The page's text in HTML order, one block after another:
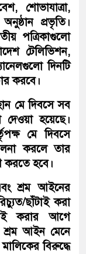
শোভাযাত্রা,
প্রভৃতি।
পত্রিকাগুলো
টেলিভিশন,
দিনটি
করবে।
মে দিবসে সব
দেওয়া হয়েছে।
মে দিবসে
করলে তার
করতে হবে।
শ্রম আইনের
ছাঁটাই করা
করার আগে
শ্রম আইন মেনে
বিরুদ্ধে